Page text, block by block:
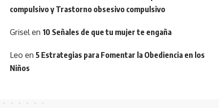
compulsivo y Trastorno obsesivo compulsivo
Grisel en 10 Señales de que tu mujer te engaña
Leo en 5 Estrategias para Fomentar la Obediencia en los
Niños